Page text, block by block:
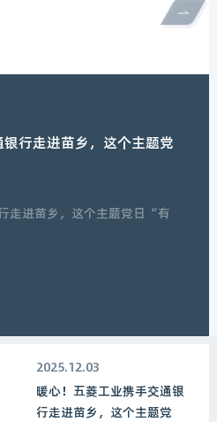
行走进苗乡，这个主题党
走进苗乡，这个主题党日“有
2025.12.03
暖心！五菱工业携手交通银
行走进苗乡，这个主题党